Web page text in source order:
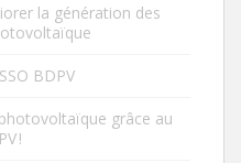
la génération des
BDPV
grâce au
!